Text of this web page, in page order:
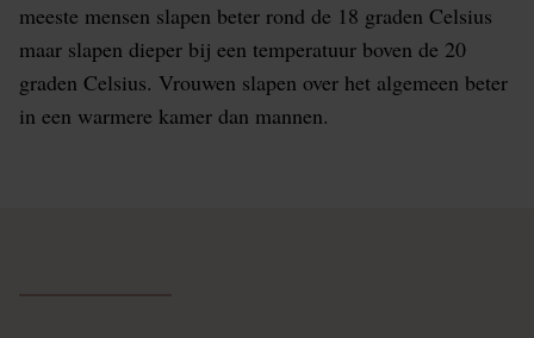
meeste mensen slapen beter rond de 18 graden Celsius
maar slapen dieper bij een temperatuur boven de 20
graden Celsius. Vrouwen slapen over het algemeen beter
in een warmere kamer dan mannen.